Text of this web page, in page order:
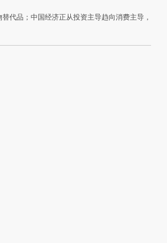
代品；中国经济正从投资主导趋向消费主导，